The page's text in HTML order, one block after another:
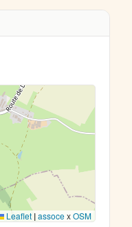
Leaflet |assocexOSM